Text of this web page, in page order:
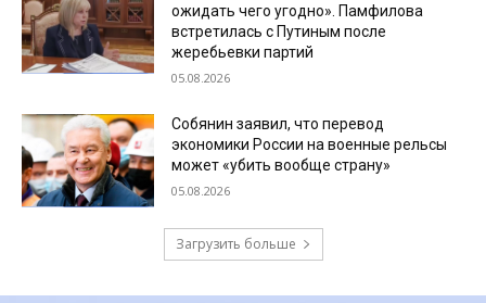
ожидать чего угодно». Памфилова
встретилась с Путиным после
жеребьевки партий
05.08.2026
Собянин заявил, что перевод
экономики России на военные рельсы
может «убить вообще страну»
05.08.2026
Загрузить больше